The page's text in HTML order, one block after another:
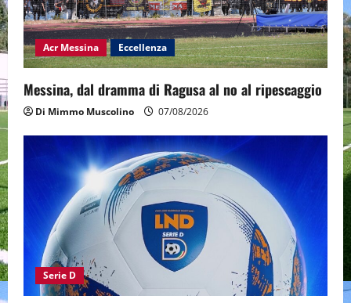
Acr Messina Eccellenza
Messina, dal dramma di Ragusa al no al ripescaggio
Di Mimmo Muscolino 07/08/2026
Serie D